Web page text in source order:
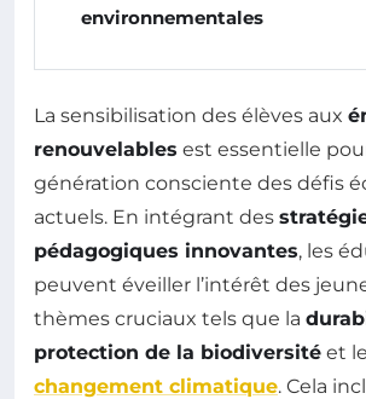
environnementales
La sensibilisation des élèves aux
renouvelables est essentielle
génération consciente des défis
actuels. En intégrant des
pédagogiques innovantes, les
peuvent éveiller l’intérêt des
thèmes cruciaux tels que la
protection de la biodiversité et
changement climatique. Cela